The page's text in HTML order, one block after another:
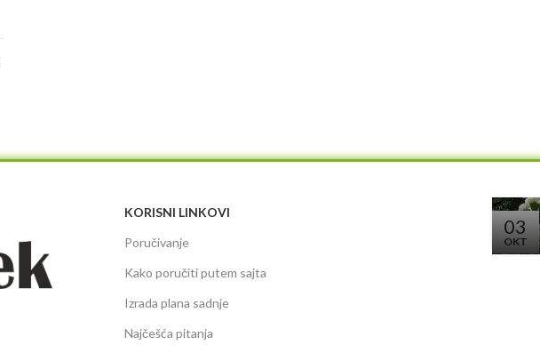
KORISNI LINKOVI
Poručivanje
Kako poručiti putem sajta
Izrada plana sadnje
Najčešća pitanja
03
OKT